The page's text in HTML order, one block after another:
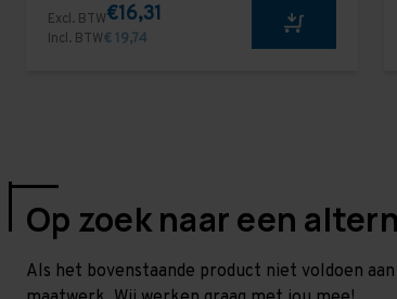
Excl. BTW€16,31
Incl. BTW€ 19,74
Op zoek naar een
Als het bovenstaande product niet voldoen